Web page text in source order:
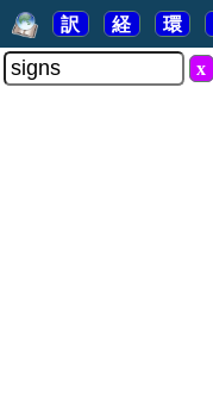
訳 経 環
x